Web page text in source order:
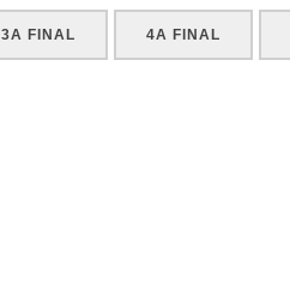
3A FINAL 4A FINAL